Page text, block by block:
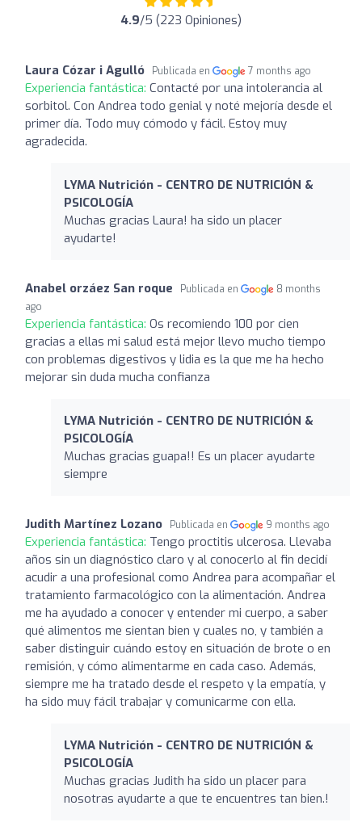
4.9/5 (223 Opiniones)
Laura Cózar i Agulló Publicada en 7 months ago
Experiencia fantástica: Contacté por una intolerancia al
sorbitol. Con Andrea todo genial y noté mejoría desde el
primer día. Todo muy cómodo y fácil. Estoy muy
agradecida.
LYMA Nutrición - CENTRO DE NUTRICIÓN &
PSICOLOGÍA
Muchas gracias Laura! ha sido un placer
ayudarte!
Anabel orzáez San roque Publicada en
8 months
ago
Experiencia fantástica: Os recomiendo 100 por cien
gracias a ellas mi salud está mejor llevo mucho tiempo
con problemas digestivos y lidia es la que me ha hecho
mejorar sin duda mucha confianza
LYMA Nutrición - CENTRO DE NUTRICIÓN &
PSICOLOGÍA
Muchas gracias guapa!! Es un placer ayudarte
siempre
Judith Martínez Lozano Publicada en 9 months ago
Experiencia fantástica: Tengo proctitis ulcerosa. Llevaba
años sin un diagnóstico claro y al conocerlo al fin decidí
acudir a una profesional como Andrea para acompañar el
tratamiento farmacológico con la alimentación. Andrea
me ha ayudado a conocer y entender mi cuerpo, a saber
qué alimentos me sientan bien y cuales no, y también a
saber distinguir cuándo estoy en situación de brote o en
remisión, y cómo alimentarme en cada caso. Además,
siempre me ha tratado desde el respeto y la empatía, y
ha sido muy fácil trabajar y comunicarme con ella.
LYMA Nutrición - CENTRO DE NUTRICIÓN &
PSICOLOGÍA
Muchas gracias Judith ha sido un placer para
nosotras ayudarte a que te encuentres tan bien.!